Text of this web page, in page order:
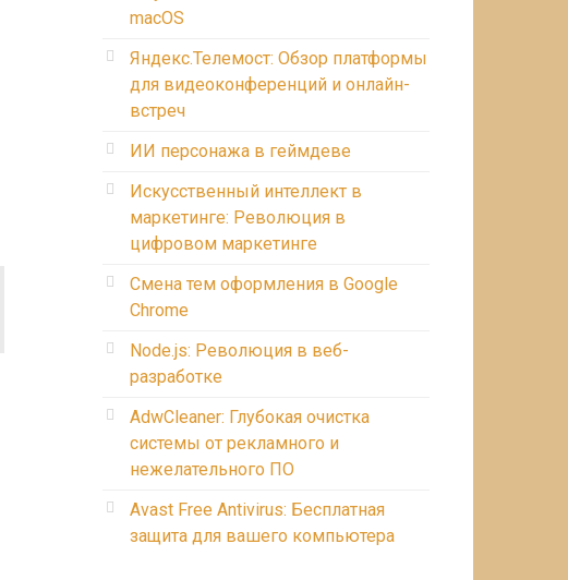
macOS
Яндекс.Телемост: Обзор платформы
для видеоконференций и онлайн-
встреч
ИИ персонажа в геймдеве
Искусственный интеллект в
маркетинге: Революция в
цифровом маркетинге
Смена тем оформления в Google
Chrome
Node.js: Революция в веб-
разработке
AdwCleaner: Глубокая очистка
системы от рекламного и
нежелательного ПО
Avast Free Antivirus: Бесплатная
защита для вашего компьютера